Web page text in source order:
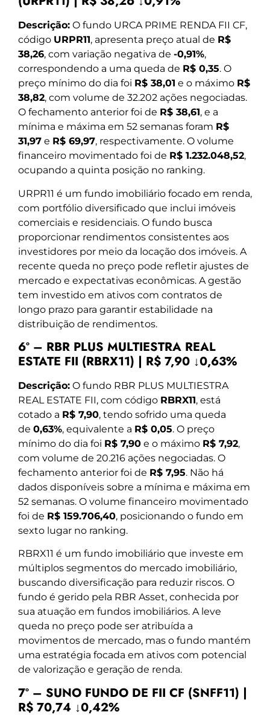
Descrição: O fundo URCA PRIME RENDA FII CF,
código URPR11, apresenta preço atual de R$
38,26, com variação negativa de -0,91%,
correspondendo a uma queda de R$ 0,35. O
preço mínimo do dia foi R$ 38,01 e o máximo R$
38,82, com volume de 32.202 ações negociadas.
O fechamento anterior foi de R$ 38,61, e a
mínima e máxima em 52 semanas foram R$
31,97 e R$ 69,97, respectivamente. O volume
financeiro movimentado foi de R$ 1.232.048,52,
ocupando a quinta posição no ranking.
URPR11 é um fundo imobiliário focado em renda,
com portfólio diversificado que inclui imóveis
comerciais e residenciais. O fundo busca
proporcionar rendimentos consistentes aos
investidores por meio da locação dos imóveis. A
recente queda no preço pode refletir ajustes de
mercado e expectativas econômicas. A gestão
tem investido em ativos com contratos de
longo prazo para garantir estabilidade na
distribuição de rendimentos.
6º – RBR PLUS MULTIESTRA REAL
ESTATE FII (RBRX11) | R$ 7,90 ↓0,63%
Descrição: O fundo RBR PLUS MULTIESTRA
REAL ESTATE FII, com código RBRX11, está
cotado a R$ 7,90, tendo sofrido uma queda
de 0,63%, equivalente a R$ 0,05. O preço
mínimo do dia foi R$ 7,90 e o máximo R$ 7,92,
com volume de 20.216 ações negociadas. O
fechamento anterior foi de R$ 7,95. Não há
dados disponíveis sobre a mínima e máxima em
52 semanas. O volume financeiro movimentado
foi de R$ 159.706,40, posicionando o fundo em
sexto lugar no ranking.
RBRX11 é um fundo imobiliário que investe em
múltiplos segmentos do mercado imobiliário,
buscando diversificação para reduzir riscos. O
fundo é gerido pela RBR Asset, conhecida por
sua atuação em fundos imobiliários. A leve
queda no preço pode ser atribuída a
movimentos de mercado, mas o fundo mantém
uma estratégia focada em ativos com potencial
de valorização e geração de renda.
7º – SUNO FUNDO DE FII CF (SNFF11) |
R$ 70,74 ↓0,42%